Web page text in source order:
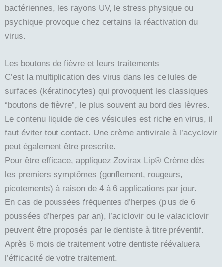
bactériennes, les rayons UV, le stress physique ou
psychique provoque chez certains la réactivation du
virus.
Les boutons de fièvre et leurs traitements
C’est la multiplication des virus dans les cellules de
surfaces (kératinocytes) qui provoquent les classiques
“boutons de fièvre”, le plus souvent au bord des lèvres.
Le contenu liquide de ces vésicules est riche en virus, il
faut éviter tout contact. Une crème antivirale à l’acyclovir
peut également être prescrite.
Pour être efficace, appliquez Zovirax Lip® Crème dès
les premiers symptômes (gonflement, rougeurs,
picotements) à raison de 4 à 6 applications par jour.
En cas de poussées fréquentes d’herpes (plus de 6
poussées d’herpes par an), l’aciclovir ou le valaciclovir
peuvent être proposés par le dentiste à titre préventif.
Après 6 mois de traitement votre dentiste réévaluera
l’éfficacité de votre traitement.